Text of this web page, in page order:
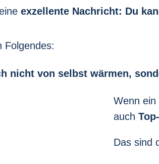
exzellente Nachricht: Du
Folgendes:
nicht von selbst wärmen,
Wenn
auch
Das sind